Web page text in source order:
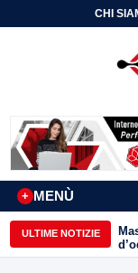
CHI
MENÙ
+
ULTIME NOTIZIE